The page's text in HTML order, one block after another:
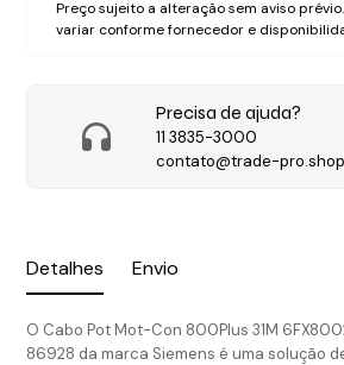
Detalhes Envio
O Cabo Pot Mot-Con 800Plus 31M
86928 da marca Siemens é uma solução
Preço sujeito a alteração sem aviso
variar conforme fornecedor e
Precisa de ajuda?
11 3835-3000
contato@trade-pro.shop